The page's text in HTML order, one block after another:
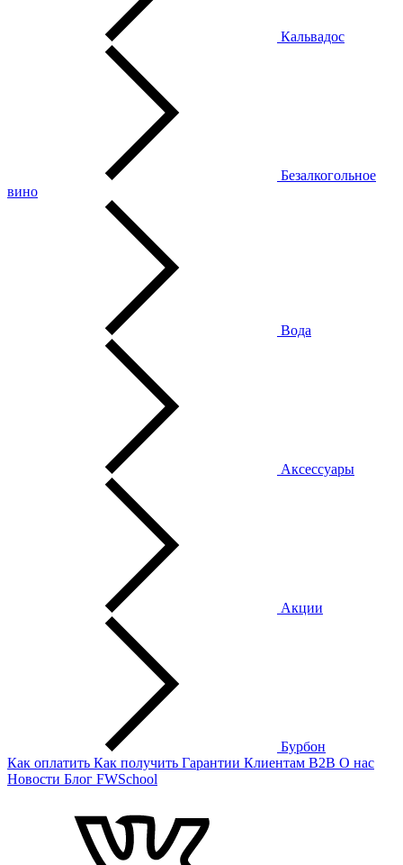
Кальвадос
Безалкогольное
вино
Вода
Аксессуары
Акции
Бурбон
Как оплатить Как получить Гарантии Клиентам B2B О нас
Новости Блог FWSchool